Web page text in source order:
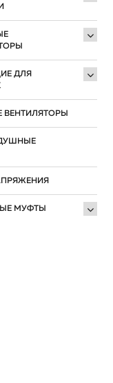
ДЛЯ
ВЕНТИЛЯТОРЫ
МУФТЫ